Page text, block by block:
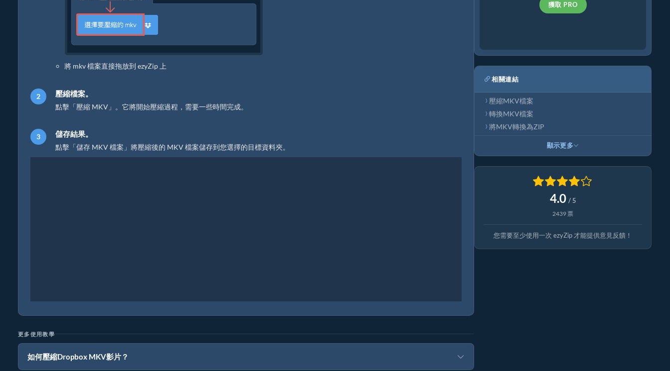
將 mkv 檔案直接拖放到 ezyZip 上
壓縮檔案。
點擊「壓縮 MKV」。它將開始壓縮過程，需要一些時間完成。
儲存結果。
點擊「儲存 MKV 檔案」將壓縮後的 MKV 檔案儲存到您選擇的目標資料夾。
更多使用教學
如何壓縮Dropbox MKV影片？
獲取 PRO
相關連結
壓縮MKV檔案
轉換MKV檔案
將MKV轉換為ZIP
顯示更多
4.0 / 5
2439 票
您需要至少使用一次 ezyZip 才能提供意見反饋！